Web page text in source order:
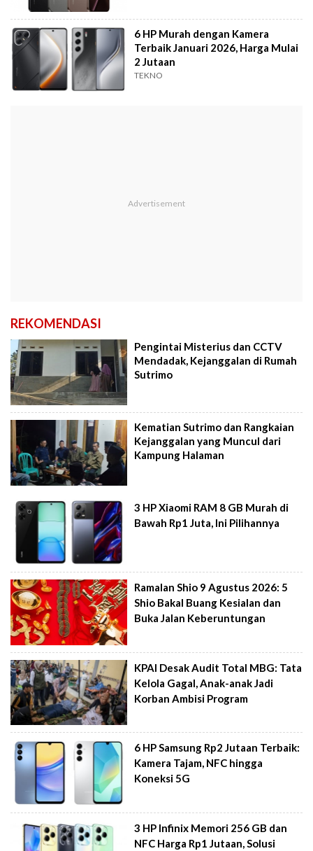
6 HP Murah dengan Kamera
Terbaik Januari 2026, Harga Mulai
2 Jutaan
TEKNO
REKOMENDASI
Pengintai Misterius dan CCTV
Mendadak, Kejanggalan di Rumah
Sutrimo
Kematian Sutrimo dan Rangkaian
Kejanggalan yang Muncul dari
Kampung Halaman
3 HP Xiaomi RAM 8 GB Murah di
Bawah Rp1 Juta, Ini Pilihannya
Ramalan Shio 9 Agustus 2026: 5
Shio Bakal Buang Kesialan dan
Buka Jalan Keberuntungan
KPAI Desak Audit Total MBG: Tata
Kelola Gagal, Anak-anak Jadi
Korban Ambisi Program
6 HP Samsung Rp2 Jutaan Terbaik:
Kamera Tajam, NFC hingga
Koneksi 5G
3 HP Infinix Memori 256 GB dan
NFC Harga Rp1 Jutaan, Solusi